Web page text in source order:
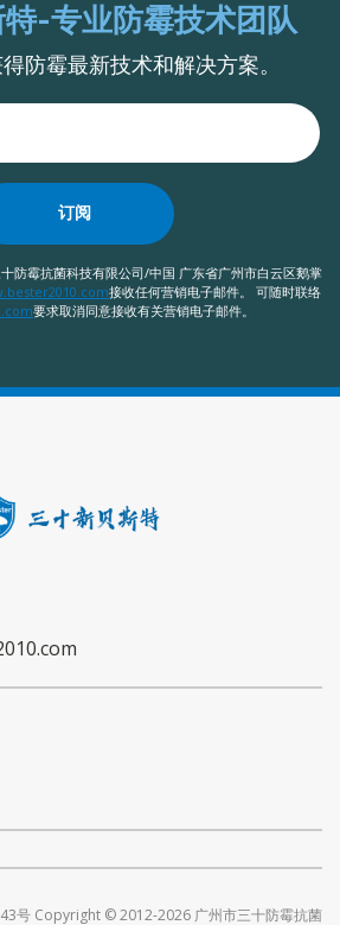
-专业防霉技术团队
防霉最新技术和解决方案。
订阅
防霉抗菌科技有限公司/中国 广东省广州市白云区鹅掌
接收任何营销电子邮件。 可随时联络
要求取消同意接收有关营销电子邮件。
号 Copyright © 2012-2026 广州市三十防霉抗菌